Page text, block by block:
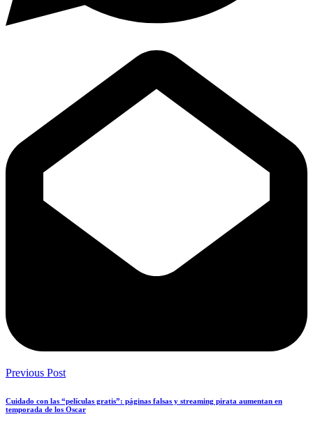
Previous Post
Cuidado con las “películas gratis”: páginas falsas y streaming pirata aumentan en
temporada de los Oscar